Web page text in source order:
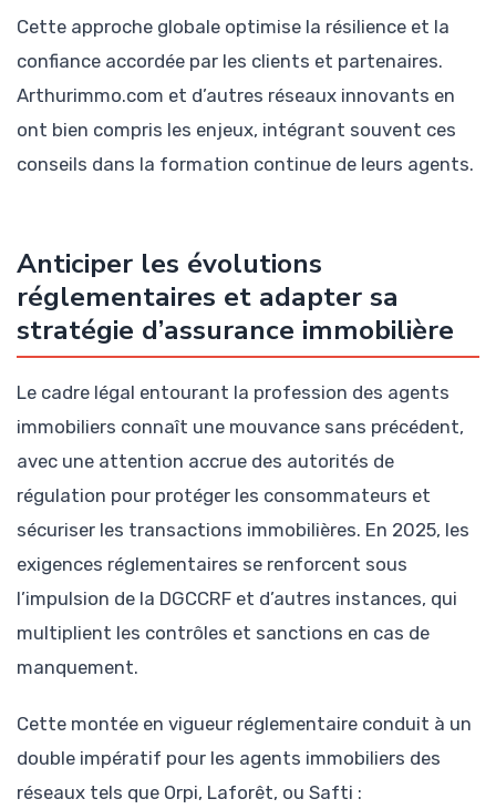
Cette approche globale optimise la résilience et la
confiance accordée par les clients et partenaires.
Arthurimmo.com et d’autres réseaux innovants en
ont bien compris les enjeux, intégrant souvent ces
conseils dans la formation continue de leurs agents.
Anticiper les évolutions
réglementaires et adapter sa
stratégie d’assurance immobilière
Le cadre légal entourant la profession des agents
immobiliers connaît une mouvance sans précédent,
avec une attention accrue des autorités de
régulation pour protéger les consommateurs et
sécuriser les transactions immobilières. En 2025, les
exigences réglementaires se renforcent sous
l’impulsion de la DGCCRF et d’autres instances, qui
multiplient les contrôles et sanctions en cas de
manquement.
Cette montée en vigueur réglementaire conduit à un
double impératif pour les agents immobiliers des
réseaux tels que Orpi, Laforêt, ou Safti :